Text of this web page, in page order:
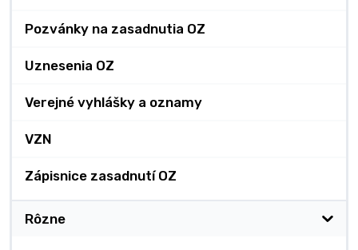
Pozvánky na zasadnutia OZ
Uznesenia OZ
Verejné vyhlášky a oznamy
VZN
Zápisnice zasadnutí OZ
Rôzne